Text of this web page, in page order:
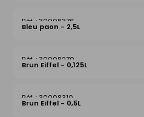
30008376
Bleu paon - 2,5L
30008270
Brun Eiffel - 0,125L
30008310
Brun Eiffel - 0,5L